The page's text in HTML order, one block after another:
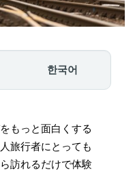
한국어
もっと面白くする
旅行者にとっても
訪れるだけで体験